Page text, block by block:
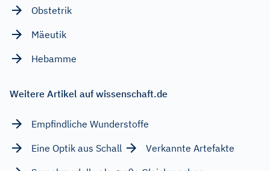
Obstetrik
Mäeutik
Hebamme
Weitere Artikel auf wissenschaft.de
Empfindliche Wunderstoffe
Eine Optik aus Schall
Verkannte Artefakte